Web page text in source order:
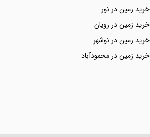
خرید زمین در نور
خرید زمین در رویان
خرید زمین در نوشهر
خرید زمین در محمودآباد